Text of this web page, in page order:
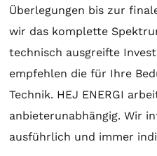
Überlegungen bis zur
wir das komplette
technisch ausgreifte
empfehlen die für Ihre
Technik. HEJ ENERGI
anbieterunabhängig. Wir
ausführlich und immer